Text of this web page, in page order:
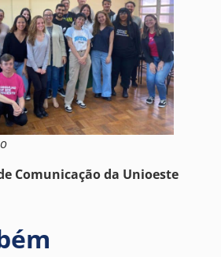
Comunicação da Unioeste